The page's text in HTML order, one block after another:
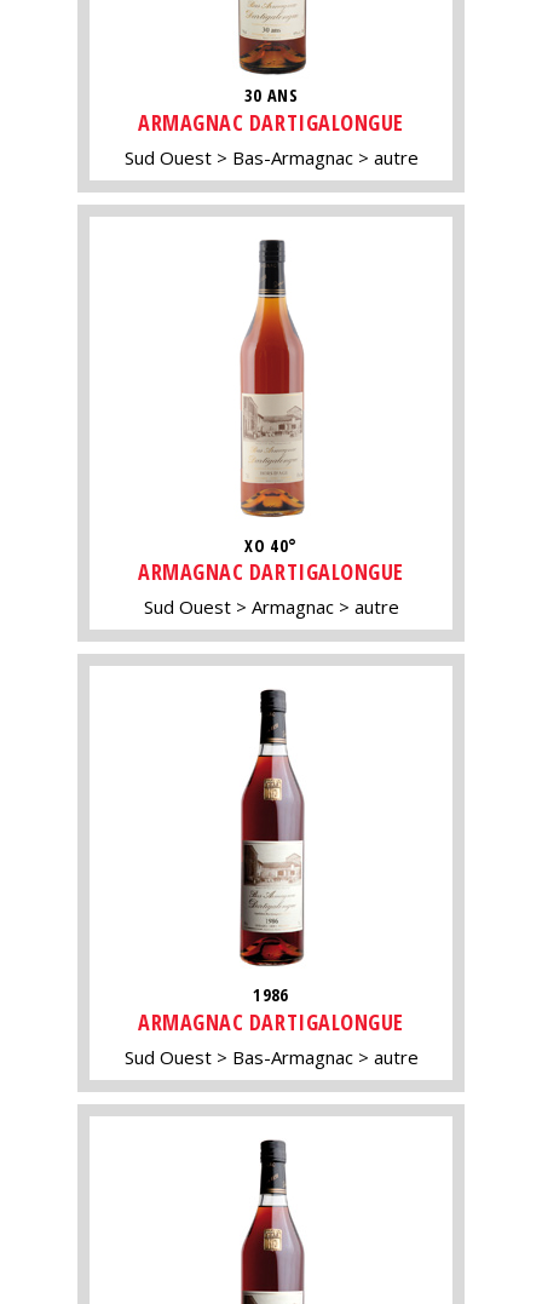
30 ANS
ARMAGNAC DARTIGALONGUE
Sud Ouest Bas-Armagnac autre
XO 40°
ARMAGNAC DARTIGALONGUE
Sud Ouest Armagnac autre
1986
ARMAGNAC DARTIGALONGUE
Sud Ouest Bas-Armagnac autre